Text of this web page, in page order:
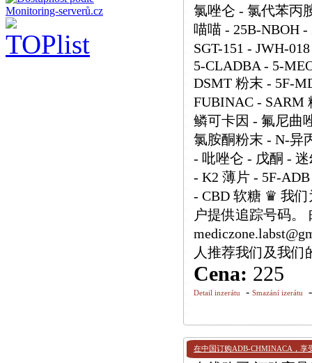
氯唑仑 - 氯代苯丙
喵喵 - 25B-NBOH
SGT-151 - JWH-
5-CLADBA - 5-
DSMT 粉末 - 5F-
FUBINAC - SARM
鳞可卡因 - 氟尼曲
氯胺酮粉末 - N-异
- 吡唑仑 - 戊酮 -
- K2 薄片 - 5F-
- CBD 软糖 ♛ 我们
户提供追踪号码。
人推荐我们及我们
Cena: 225
Detail inzerátu - Smazání izerátu
在中国订购ADB-CHMINACA，享